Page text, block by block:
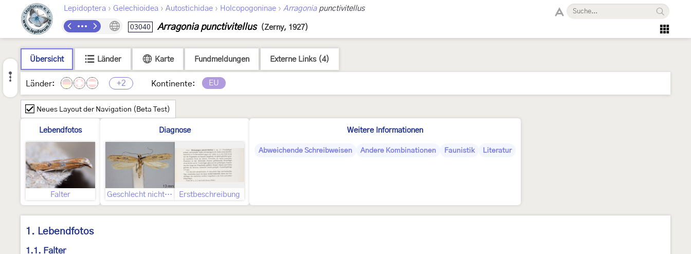
Lepidoptera › Gelechioidea › Autostichidae › Holcopogoninae › Arragoniapunctivitellus
03040 Arragonia punctivitellus (Zerny, 1927)
Übersicht Länder Karte Fundmeldungen Externe Links (4)
Länder: +2 Kontinente: EU
Neues Layout der Navigation (Beta Test)
Lebendfotos
Falter
Diagnose
Geschlecht nicht bestimmt Erstbeschreibung
Weitere Informationen
Abweichende Schreibweisen Andere Kombinationen Faunistik Literatur
1. Lebendfotos
1.1. Falter